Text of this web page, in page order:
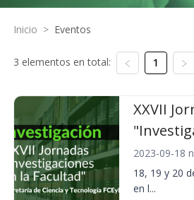
Inicio > Eventos
3 elementos en total: 1
XXVII
2023-09-18
18, 19 y 20
en l...